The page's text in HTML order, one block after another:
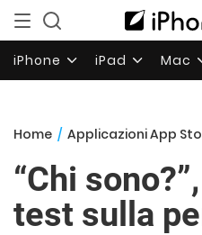
iPhone iPad Mac
Home / Applicazioni App
“Chi
test sulla